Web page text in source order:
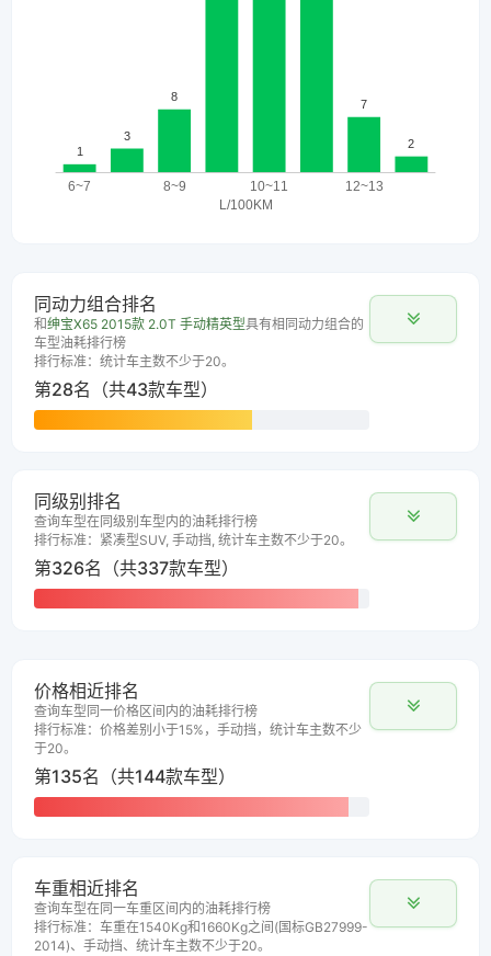
同动力组合排名
和绅宝X65 2015款 2.0T 手动精英型具有相同动力组合的
车型油耗排行榜
排行标准：统计车主数不少于20。
第28名（共43款车型）
同级别排名
查询车型在同级别车型内的油耗排行榜
排行标准：紧凑型SUV, 手动挡, 统计车主数不少于20。
第326名（共337款车型）
价格相近排名
查询车型同一价格区间内的油耗排行榜
排行标准：价格差别小于15%，手动挡，统计车主数不少
于20。
第135名（共144款车型）
车重相近排名
查询车型在同一车重区间内的油耗排行榜
排行标准：车重在1540Kg和1660Kg之间(国标GB27999-
2014)、手动挡、统计车主数不少于20。